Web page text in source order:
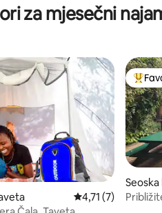
za mjesečni
prosječna ocjena
4,71 (7)
a